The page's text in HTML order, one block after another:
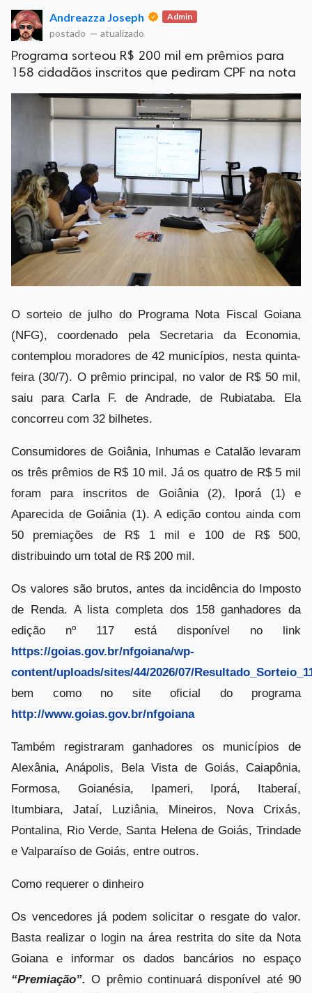
Andreazza Joseph Admin
postado — atualizado
Programa sorteou R$ 200 mil em prêmios para
158 cidadãos inscritos que pediram CPF na nota
O sorteio de julho do Programa Nota Fiscal Goiana
(NFG), coordenado pela Secretaria da Economia,
contemplou moradores de 42 municípios, nesta quinta-
feira (30/7). O prêmio principal, no valor de R$ 50 mil,
saiu para Carla F. de Andrade, de Rubiataba. Ela
concorreu com 32 bilhetes.
Consumidores de Goiânia, Inhumas e Catalão levaram
os três prêmios de R$ 10 mil. Já os quatro de R$ 5 mil
foram para inscritos de Goiânia (2), Iporá (1) e
Aparecida de Goiânia (1). A edição contou ainda com
50 premiações de R$ 1 mil e 100 de R$ 500,
distribuindo um total de R$ 200 mil.
Os valores são brutos, antes da incidência do Imposto
de Renda. A lista completa dos 158 ganhadores da
edição nº 117 está disponível no link
https://goias.gov.br/nfgoiana/wp-
content/uploads/sites/44/2026/07/
bem como no site oficial do programa
http://www.goias.gov.br/nfgoiana
Também registraram ganhadores os municípios de
Alexânia, Anápolis, Bela Vista de Goiás, Caiapônia,
Formosa, Goianésia, Ipameri, Iporá, Itaberaí,
Itumbiara, Jataí, Luziânia, Mineiros, Nova Crixás,
Pontalina, Rio Verde, Santa Helena de Goiás, Trindade
e Valparaíso de Goiás, entre outros.
Como requerer o dinheiro
Os vencedores já podem solicitar o resgate do valor.
Basta realizar o login na área restrita do site da Nota
Goiana e informar os dados bancários no espaço
“Premiação”. O prêmio continuará disponível até 90